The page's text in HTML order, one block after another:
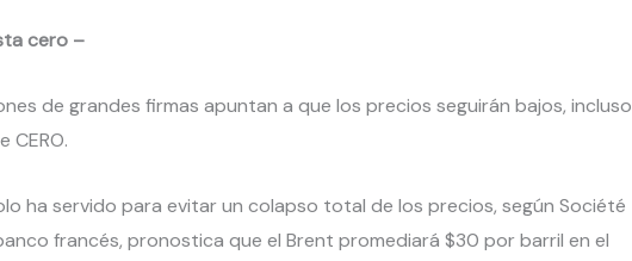
cero –
de grandes firmas apuntan a que los precios seguirán bajos, incluso
CERO.
ha servido para evitar un colapso total de los precios, según Société
francés, pronostica que el Brent promediará $30 por barril en el